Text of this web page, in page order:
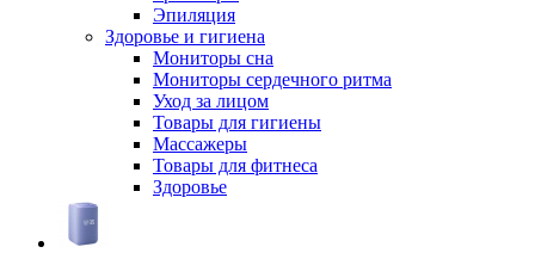
Эпиляция
Здоровье и гигиена
Мониторы сна
Мониторы сердечного ритма
Уход за лицом
Товары для гигиены
Массажеры
Товары для фитнеса
Здоровье